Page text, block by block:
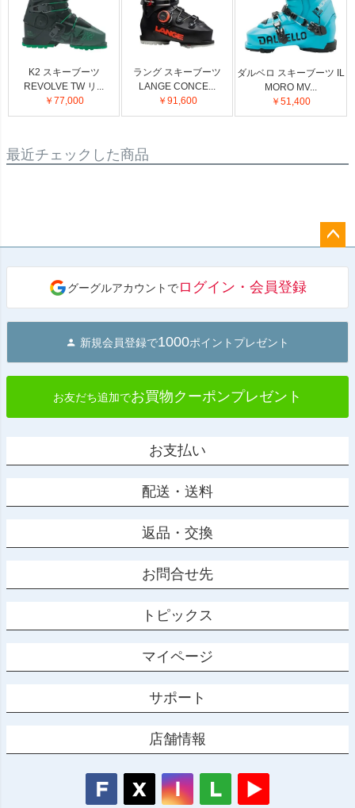
K2 スキーブーツ
REVOLVE TW リ...
￥77,000
ラング スキーブーツ
LANGE CONCE...
￥91,600
ダルベロ スキーブーツ IL
MORO MV...
￥51,400
最近チェックした商品
へ
グーグルアカウントでログイン・会員登録
新規会員登録で1000ポイントプレゼント
お友だち追加でお買物クーポンプレゼント
お支払い
配送・送料
返品・交換
お問合せ先
トピックス
マイページ
サポート
店舗情報